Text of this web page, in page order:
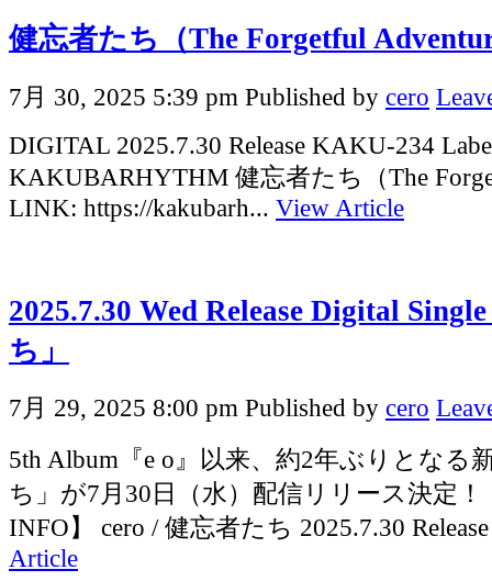
健忘者たち（The Forgetful
7月 30, 2025 5:39 pm Published by cero
DIGITAL 2025.7.30 Release KAKU-234
KAKUBARHYTHM 健忘者たち（The
LINK: https://kakubarh... View Article
2025.7.30 Wed Release Digital
ち」
7月 29, 2025 8:00 pm Published by cero
5th Album『e o』以来、約2年ぶりとなる
ち」が7月30日（水）配信リリース決定！
INFO】 cero / 健忘者たち 2025.7.30
Article